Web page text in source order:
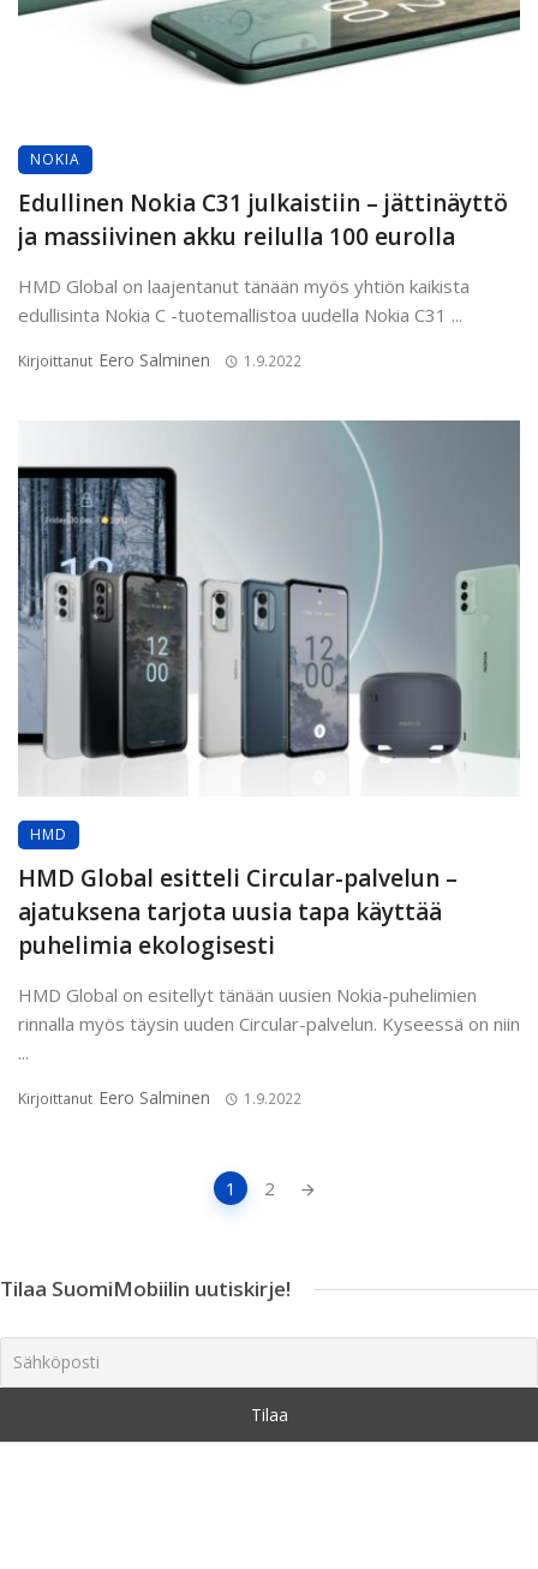
NOKIA
Edullinen Nokia C31 julkaistiin – jättinäyttö
ja massiivinen akku reilulla 100 eurolla
HMD Global on laajentanut tänään myös yhtiön kaikista
edullisinta Nokia C -tuotemallistoa uudella Nokia C31 ...
Kirjoittanut Eero Salminen 1.9.2022
HMD
HMD Global esitteli Circular-palvelun –
ajatuksena tarjota uusia tapa käyttää
puhelimia ekologisesti
HMD Global on esitellyt tänään uusien Nokia-puhelimien
rinnalla myös täysin uuden Circular-palvelun. Kyseessä on niin
...
Kirjoittanut Eero Salminen 1.9.2022
1 2
Tilaa SuomiMobiilin uutiskirje!